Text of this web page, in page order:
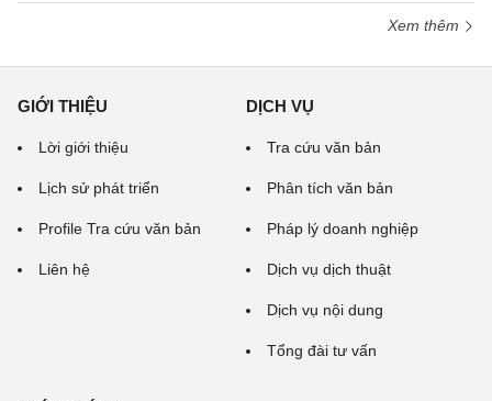
Xem thêm
GIỚI THIỆU
Lời giới thiệu
Lịch sử phát triển
Profile Tra cứu văn bản
Liên hệ
DỊCH VỤ
Tra cứu văn bản
Phân tích văn bản
Pháp lý doanh nghiệp
Dịch vụ dịch thuật
Dịch vụ nội dung
Tổng đài tư vấn